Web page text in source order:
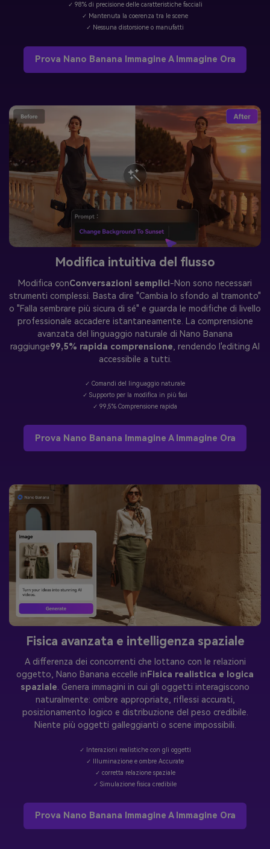
✓ 98% di precisione delle caratteristiche facciali
✓ Mantenuta la coerenza tra le scene
✓ Nessuna distorsione o manufatti
Prova Nano Banana Immagine A Immagine Ora
Modifica intuitiva del flusso
Modifica conConversazioni semplici-Non sono necessari
strumenti complessi. Basta dire "Cambia lo sfondo al tramonto"
o "Falla sembrare più sicura di sé" e guarda le modifiche di livello
professionale accadere istantaneamente. La comprensione
avanzata del linguaggio naturale di Nano Banana
raggiunge99,5% rapida comprensione, rendendo l'editing AI
accessibile a tutti.
✓ Comandi del linguaggio naturale
✓ Supporto per la modifica in più fasi
✓ 99,5% Comprensione rapida
Prova Nano Banana Immagine A Immagine Ora
Fisica avanzata e intelligenza spaziale
A differenza dei concorrenti che lottano con le relazioni
oggetto, Nano Banana eccelle in Fisica realistica e logica
spaziale. Genera immagini in cui gli oggetti interagiscono
naturalmente: ombre appropriate, riflessi accurati,
posizionamento logico e distribuzione del peso credibile.
Niente più oggetti galleggianti o scene impossibili.
✓ Interazioni realistiche con gli oggetti
✓ Illuminazione e ombre Accurate
✓ corretta relazione spaziale
✓ Simulazione fisica credibile
Prova Nano Banana Immagine A Immagine Ora